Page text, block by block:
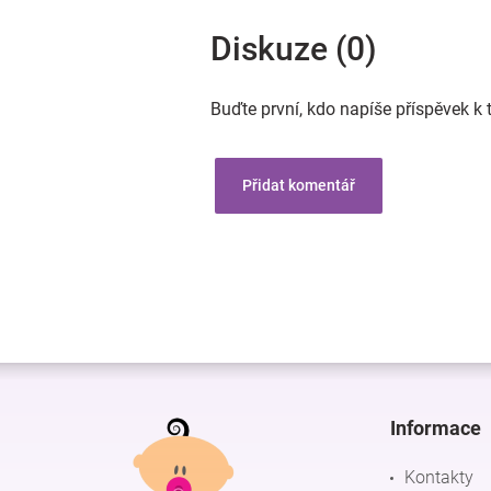
Diskuze (0)
Buďte první, kdo napíše příspěvek k
Přidat komentář
Z
Informace
Kontakty